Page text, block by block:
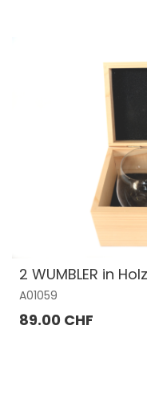
2 WUMBLER in
A01059
89.00 CHF